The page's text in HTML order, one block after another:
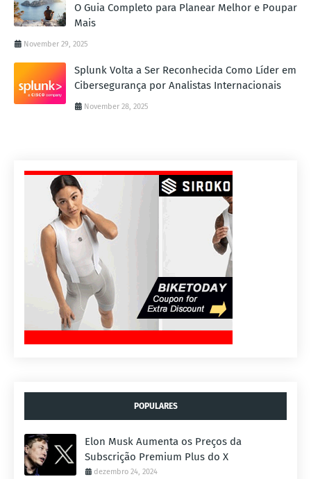
O Guia Completo para Planear Melhor e Poupar
Mais
November 29, 2025
Splunk Volta a Ser Reconhecida Como Líder em
Cibersegurança por Analistas Internacionais
November 28, 2025
POPULARES
Elon Musk Aumenta os Preços da
Subscrição Premium Plus do X
dezembro 24, 2024